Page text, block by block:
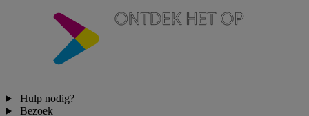
Hulp nodig?
Bezoek